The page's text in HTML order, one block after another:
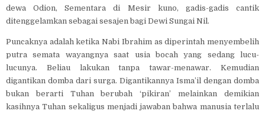
dewa Odion, Sementara di Mesir kuno, gadis-gadis cantik
ditenggelamkan sebagai sesajen bagi Dewi Sungai Nil.
Puncaknya adalah ketika Nabi Ibrahim as diperintah menyembelih
putra semata wayangnya saat usia bocah yang sedang lucu-
lucunya. Beliau lakukan tanpa tawar-menawar. Kemudian
digantikan domba dari surga. Digantikannya Isma’il dengan domba
bukan berarti Tuhan berubah ‘pikiran’ melainkan demikian
kasihnya Tuhan sekaligus menjadi jawaban bahwa manusia terlalu